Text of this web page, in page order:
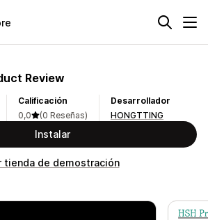
Review
Calificación
0,0
(0 Reseñas)
Desarrollador
HONGTTING
Instalar
tienda de demostración